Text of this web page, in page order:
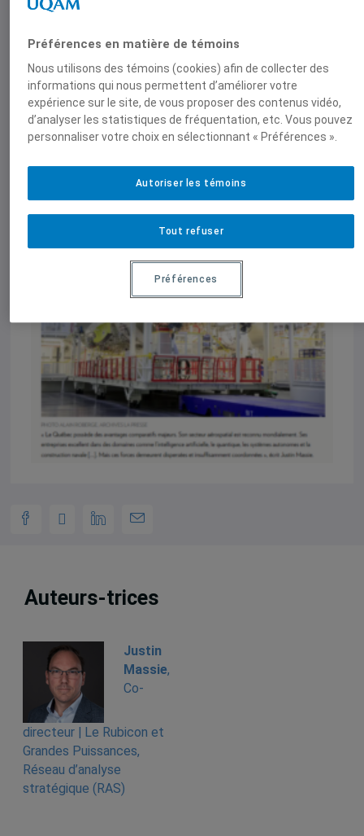
Consulter l’article.
Auteurs-trices
Justin
Massie,
Co-
directeur | Le Rubicon et
Grandes Puissances,
Réseau d’analyse
stratégique (RAS)
Préférences en matière de témoins
Nous utilisons des témoins (cookies) afin de collecter des
informations qui nous permettent d’améliorer votre
expérience sur le site, de vous proposer des contenus vidéo,
d’analyser les statistiques de fréquentation, etc. Vous pouvez
personnaliser votre choix en sélectionnant « Préférences ».
Tout refuser
Autoriser les témoins
Préférences